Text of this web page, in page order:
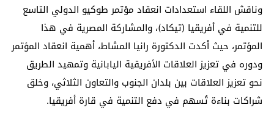
وناقش اللقاء استعدادات انعقاد مؤتمر طوكيو الدولي التاسع
للتنمية في أفريقيا (تيكاد)، والمشاركة المصرية في هذا
المؤتمر، حيث أكدت الدكتورة رانيا المشاط، أهمية انعقاد المؤتمر
ودوره في تعزيز العلاقات الأفريقية اليابانية وتمهيد الطريق
نحو تعزيز العلاقات بين بلدان الجنوب والتعاون الثلاثي، وخلق
شراكات بناءة تُسهم في دفع التنمية في قارة أفريقيا.